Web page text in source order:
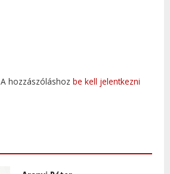
A hozzászóláshoz be kell jelentkezni